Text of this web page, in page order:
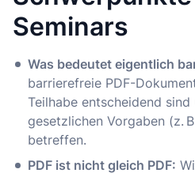
Seminars
Was bedeutet eigentlich
barrierefreie PDF-
Teilhabe entscheidend
gesetzlichen Vorgaben (z.
betreffen.
PDF ist nicht gleich PDF: